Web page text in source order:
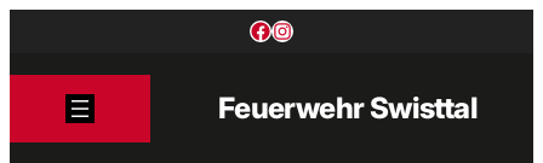
Facebook
Instagram
Feuerwehr Swisttal